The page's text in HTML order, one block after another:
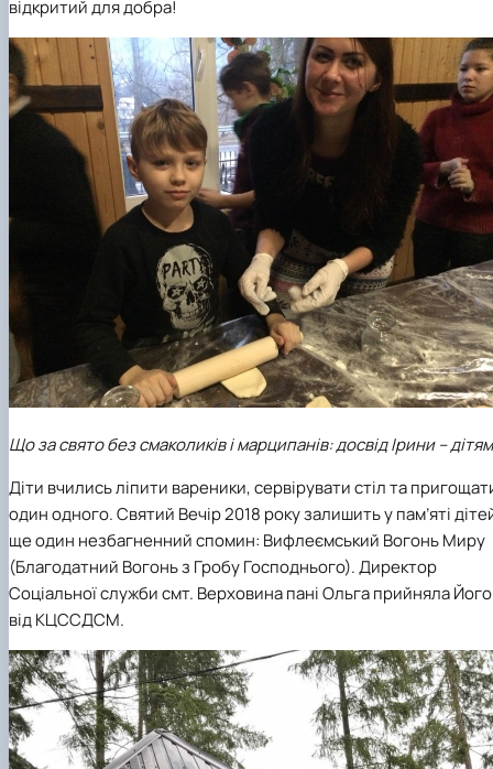
відкритий для добра!
Що за свято без смаколиків і марципанів: досвід Ірини – дітям
Діти вчились ліпити вареники, сервірувати стіл та
один одного. Святий Вечір 2018 року залишить у пам’яті
ще один незбагненний спомин: Вифлеємський Вогонь Миру
(Благодатний Вогонь з Гробу Господнього). Директор
Соціальної служби смт. Верховина пані Ольга прийняла Його
від КЦССДСМ.